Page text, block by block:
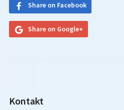
Share on Facebook
Share on Google+
Kontakt